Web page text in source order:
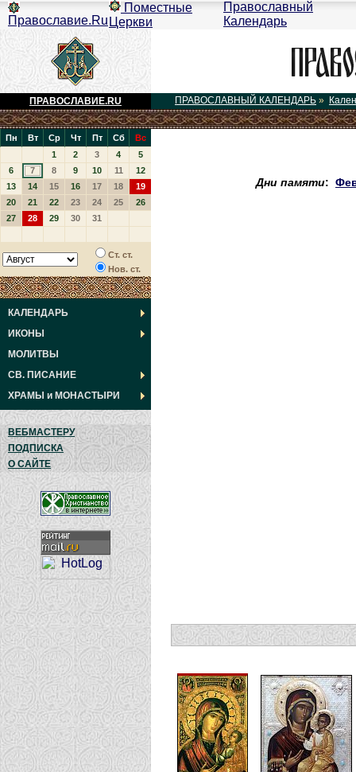
Православие.Ru
Поместные
Церкви
Православный
Календарь
ПРАВОСЛАВИЕ.RU ПРАВОСЛАВНЫЙ КАЛЕНДАРЬ »
Пн Вт Ср Чт Пт Сб
Вс
1
2 3 4
5
6
7 8 9 10 11
12
13
14 15 16 17 18
19
20
21 22 23 24 25
26
27
28 29 30 31
Ст. ст.
Нов. ст.
КАЛЕНДАРЬ
ИКОНЫ
МОЛИТВЫ
СВ. ПИСАНИЕ
ХРАМЫ и МОНАСТЫРИ
ВЕБМАСТЕРУ
ПОДПИСКА
О САЙТЕ
Дни памяти: